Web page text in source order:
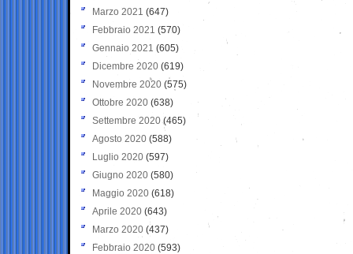
Marzo 2021 (647)
Febbraio 2021 (570)
Gennaio 2021 (605)
Dicembre 2020 (619)
Novembre 2020 (575)
Ottobre 2020 (638)
Settembre 2020(465)
Agosto 2020 (588)
Luglio 2020 (597)
Giugno 2020 (580)
Maggio 2020 (618)
Aprile 2020 (643)
Marzo 2020 (437)
Febbraio 2020 (593)